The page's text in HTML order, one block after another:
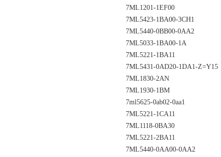
7ML1201-1EF00
7ML5423-1BA00-3CH1
7ML5440-0BB00-0AA2
7ML5033-1BA00-1A
7ML5221-1BA11
7ML5431-0AD20-1DA1-Z=Y15
7ML1830-2AN
7ML1930-1BM
7ml5625-0ab02-0aa1
7ML5221-1CA11
7ML1118-0BA30
7ML5221-2BA11
7ML5440-0AA00-0AA2